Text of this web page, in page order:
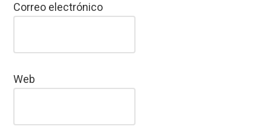
Correo electrónico
Web